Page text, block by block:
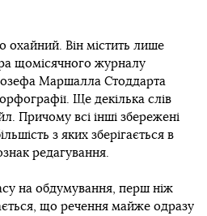
охайний. Він містить лише
щомісячного журналу
Маршалла Стоддарта
Ще декілька слів
Причому всі інші збережені
з яких зберігається в
редагування.
на обдумування, перш ніж
що речення майже одразу